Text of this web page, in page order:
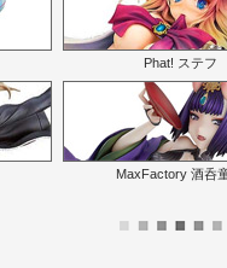
Phat! ステフ
MaxFactory 酒呑